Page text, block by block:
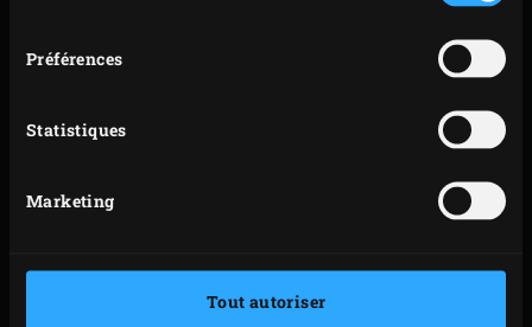
Préférences
Statistiques
Marketing
Tout autoriser
morceaux de figues, les baies de genièvre et la sauge
généreusement avec du poivre noir et mélangez
bien le tout. Conservez 1 heure au réfrigérateur
dans un plat couvert de sorte que les saveurs soient
bien absorbées.
bol avec les autres ingrédients pour la pâte et